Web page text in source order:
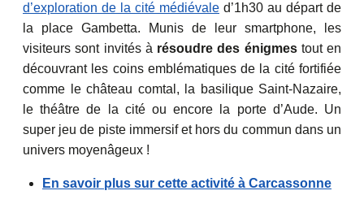
d’exploration de la cité médiévale d’1h30 au départ de
la place Gambetta. Munis de leur smartphone, les
visiteurs sont invités à résoudre des énigmestout en
découvrant les coins emblématiques de la cité fortifiée
comme le château comtal, la basilique Saint-Nazaire,
le théâtre de la cité ou encore la porte d’Aude. Un
super jeu de piste immersif et hors du commun dans un
univers moyenâgeux !
En savoir plus sur cette activité à Carcassonne